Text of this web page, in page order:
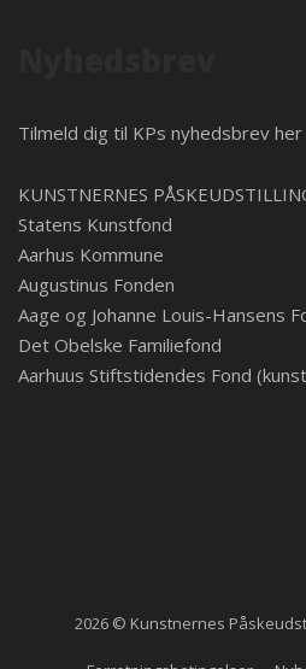
Tilmeld dig til KPs nyhedsbrev
KUNSTNERNES
Statens Kunstfond
Aarhus Kommune
Augustinus Fonden
Aage og Johanne Louis-Hansens
Det Obelske Familiefond
Aarhuus Stiftstidendes Fond
2026 © Kunstnernes